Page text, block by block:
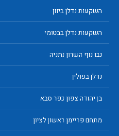
השקעות נדלן ביוון
השקעות נדלן בבטומי
נבו נוף השרון נתניה
נדלן בפולין
בן יהודה צפון כפר סבא
מתחם פריימן ראשון לציון